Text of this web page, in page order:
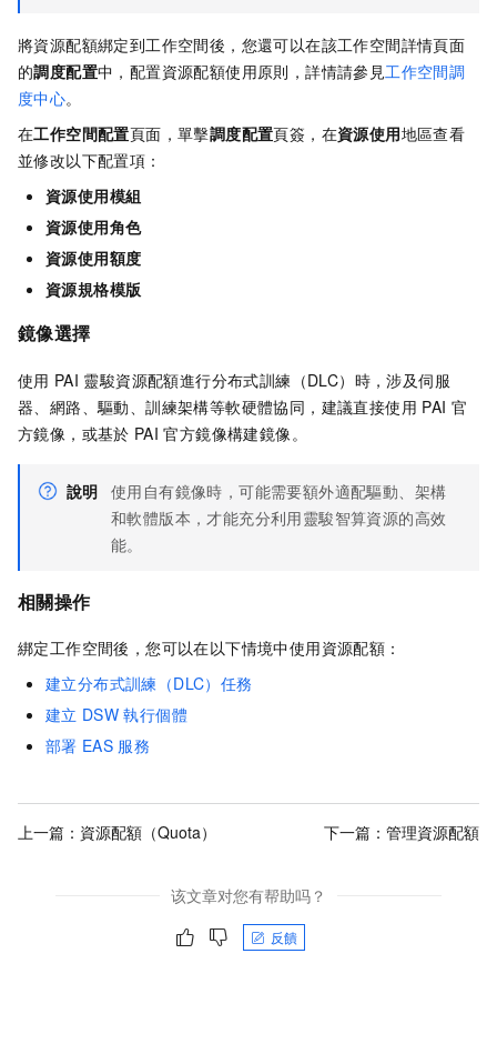
將資源配額綁定到工作空間後，您還可以在該工作空間詳情頁面
的調度配置中，配置資源配額使用原則，詳情請參見工作空間調
度中心。
在工作空間配置頁面，單擊調度配置頁簽，在資源使用地區查看
並修改以下配置項：
資源使用模組
資源使用角色
資源使用額度
資源規格模版
鏡像選擇
使用 PAI 靈駿資源配額進行分布式訓練（DLC）時，涉及伺服
器、網路、驅動、訓練架構等軟硬體協同，建議直接使用 PAI 官
方鏡像，或基於 PAI 官方鏡像構建鏡像。
說明 使用自有鏡像時，可能需要額外適配驅動、架構
和軟體版本，才能充分利用靈駿智算資源的高效
能。
相關操作
綁定工作空間後，您可以在以下情境中使用資源配額：
建立分布式訓練（DLC）任務
建立 DSW 執行個體
部署 EAS 服務
上一篇： 資源配額（Quota） 下一篇： 管理資源配額
该文章对您有帮助吗？
反饋